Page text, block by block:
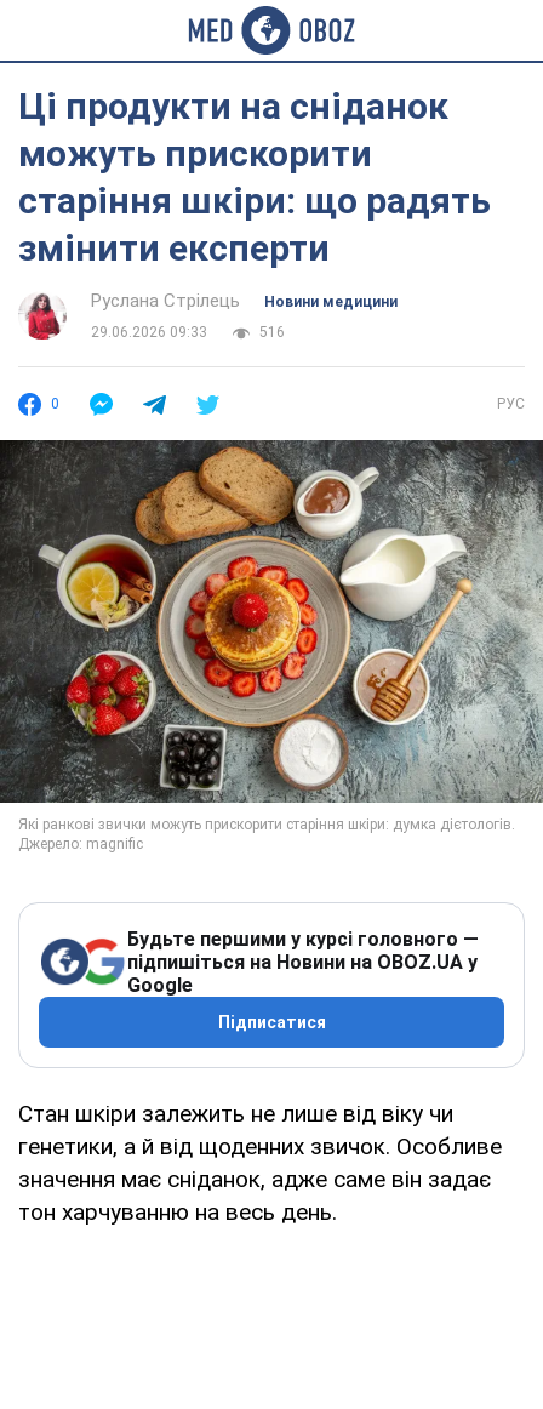
Ці продукти на сніданок
можуть прискорити
старіння шкіри: що радять
змінити експерти
Руслана Стрілець
Новини медицини
29.06.2026 09:33
516
0 РУС
Будьте першими у курсі головного —
підпишіться на Новини на OBOZ.UA у
Google
Підписатися
Стан шкіри залежить не лише від віку чи
генетики, а й від щоденних звичок. Особливе
значення має сніданок, адже саме він задає
тон харчуванню на весь день.